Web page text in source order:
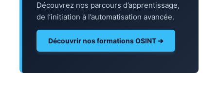
Découvrez nos parcours d’apprentissage,
de l’initiation à l’automatisation avancée.
Découvrir nos formations OSINT ➔